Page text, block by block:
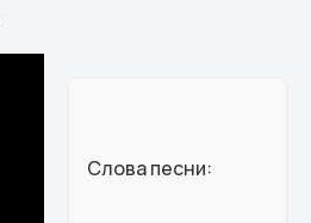
Слова песни: